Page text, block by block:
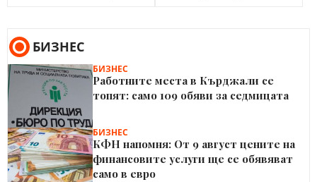
БИЗНЕС
БИЗНЕС
Работните места в Кърджали се
топят: само 109 обяви за седмицата
БИЗНЕС
КФН напомня: От 9 август цените на
финансовите услуги ще се обявяват
само в евро